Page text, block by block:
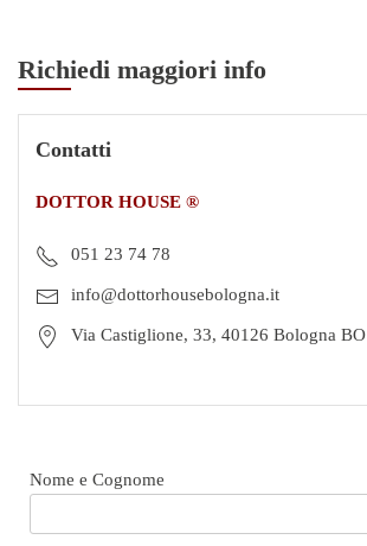
Richiedi maggiori info
Contatti
DOTTOR HOUSE ®
051 23 74 78
info@dottorhousebologna.it
Via Castiglione, 33, 40126 Bologna BO
Nome e Cognome